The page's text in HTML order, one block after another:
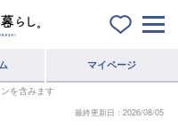
マイページ
を含みます
最終更新日：2026/08/05